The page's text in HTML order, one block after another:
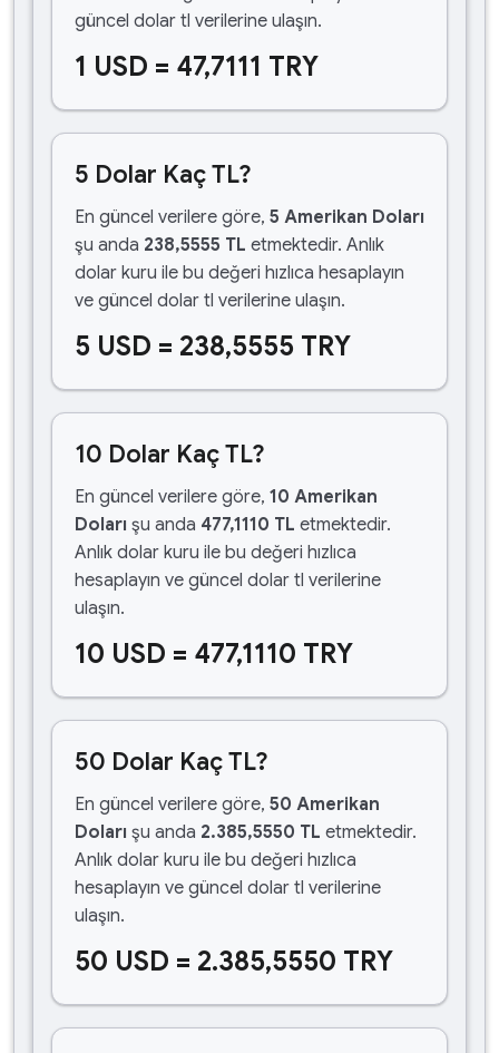
güncel dolar tl verilerine ulaşın.
1 USD = 47,7111 TRY
5 Dolar Kaç TL?
En güncel verilere göre, 5 Amerikan Doları
şu anda 238,5555 TL etmektedir. Anlık
dolar kuru ile bu değeri hızlıca hesaplayın
ve güncel dolar tl verilerine ulaşın.
5 USD = 238,5555 TRY
10 Dolar Kaç TL?
En güncel verilere göre, 10 Amerikan
Doları şu anda 477,1110 TL etmektedir.
Anlık dolar kuru ile bu değeri hızlıca
hesaplayın ve güncel dolar tl verilerine
ulaşın.
10 USD = 477,1110 TRY
50 Dolar Kaç TL?
En güncel verilere göre, 50 Amerikan
Doları şu anda 2.385,5550 TL etmektedir.
Anlık dolar kuru ile bu değeri hızlıca
hesaplayın ve güncel dolar tl verilerine
ulaşın.
50 USD = 2.385,5550 TRY